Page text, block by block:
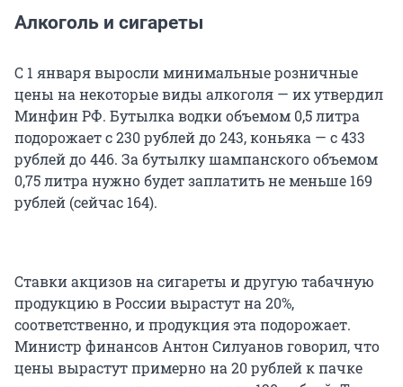
Алкоголь и сигареты
С 1 января выросли минимальные розничные
цены на некоторые виды алкоголя — их утвердил
Минфин РФ. Бутылка водки объемом 0,5 литра
подорожает с 230 рублей до 243, коньяка — с 433
рублей до 446. За бутылку шампанского объемом
0,75 литра нужно будет заплатить не меньше 169
рублей (сейчас 164).
Ставки акцизов на сигареты и другую табачную
продукцию в России вырастут на 20%,
соответственно, и продукция эта подорожает.
Министр финансов Антон Силуанов говорил, что
цены вырастут примерно на 20 рублей к пачке